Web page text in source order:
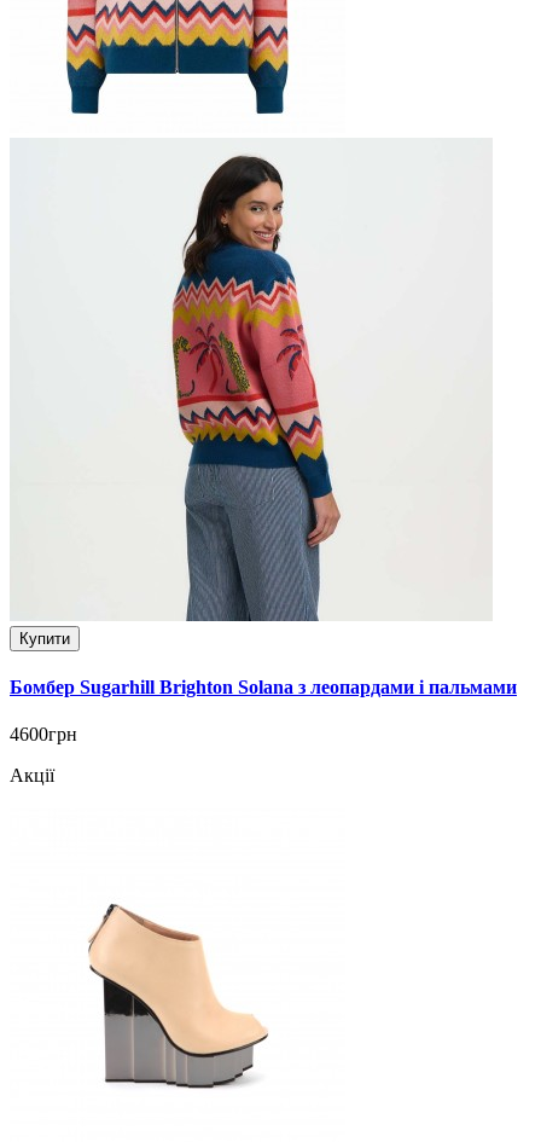
Купити
Бомбер Sugarhill Brighton Solana з леопардами і пальмами
4600грн
Акції